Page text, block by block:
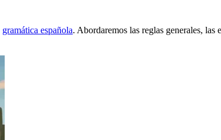
gramática española. Abordaremos las reglas generales, las